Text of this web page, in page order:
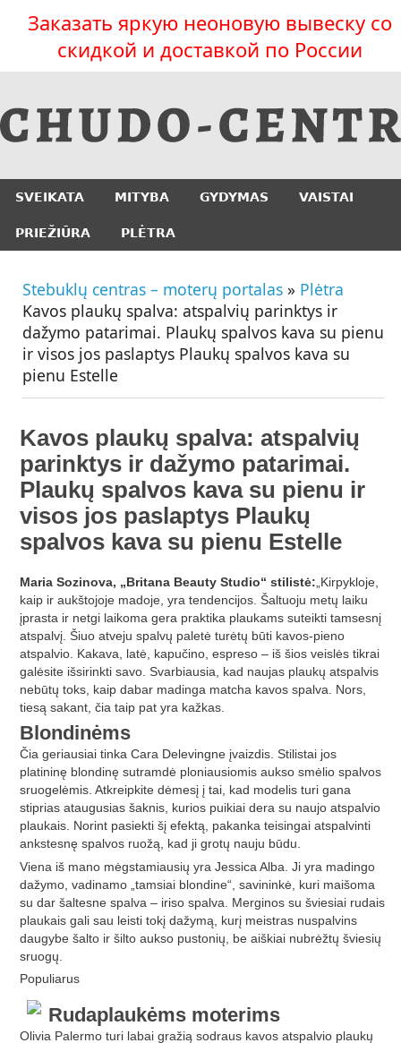
Заказать яркую неоновую вывеску со
скидкой и доставкой по России
SVEIKATA MITYBA GYDYMAS VAISTAI
PRIEŽIŪRA PLĖTRA
Stebuklų centras – moterų portalas » Plėtra
Kavos plaukų spalva: atspalvių parinktys ir
dažymo patarimai. Plaukų spalvos kava su pienu
ir visos jos paslaptys Plaukų spalvos kava su
pienu Estelle
Kavos plaukų spalva: atspalvių
parinktys ir dažymo patarimai.
Plaukų spalvos kava su pienu ir
visos jos paslaptys Plaukų
spalvos kava su pienu Estelle
Maria Sozinova, „Britana Beauty Studio“ stilistė: „Kirpykloje,
kaip ir aukštojoje madoje, yra tendencijos. Šaltuoju metų laiku
įprasta ir netgi laikoma gera praktika plaukams suteikti tamsesnį
atspalvį. Šiuo atveju spalvų paletė turėtų būti kavos-pieno
atspalvio. Kakava, latė, kapučino, espreso – iš šios veislės tikrai
galėsite išsirinkti savo. Svarbiausia, kad naujas plaukų atspalvis
nebūtų toks, kaip dabar madinga matcha kavos spalva. Nors,
tiesą sakant, čia taip pat yra kažkas.
Blondinėms
Čia geriausiai tinka Cara Delevingne įvaizdis. Stilistai jos
platininę blondinę sutramdė ploniausiomis aukso smėlio spalvos
sruogelėmis. Atkreipkite dėmesį į tai, kad modelis turi gana
stiprias ataugusias šaknis, kurios puikiai dera su naujo atspalvio
plaukais. Norint pasiekti šį efektą, pakanka teisingai atspalvinti
ankstesnę spalvos ruožą, kad ji grotų nauju būdu.
Viena iš mano mėgstamiausių yra Jessica Alba. Ji yra madingo
dažymo, vadinamo „tamsiai blondine“, savininkė, kuri maišoma
su dar šaltesne spalva – iriso spalva. Merginos su šviesiai rudais
plaukais gali sau leisti tokį dažymą, kurį meistras nuspalvins
daugybe šalto ir šilto aukso pustonių, be aiškiai nubrėžtų šviesių
sruogų.
Populiarus
Rudaplaukėms moterims
Olivia Palermo turi labai gražią sodraus kavos atspalvio plaukų